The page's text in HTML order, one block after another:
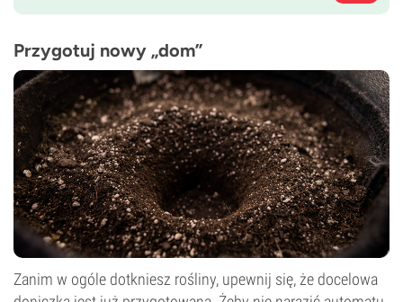
Przygotuj nowy „dom”
Zanim w ogóle dotkniesz rośliny, upewnij się, że docelowa